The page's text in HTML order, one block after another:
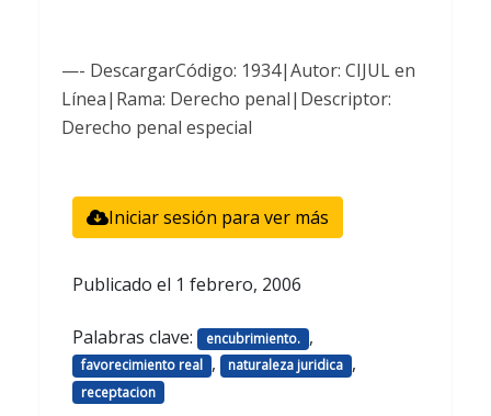
—- DescargarCódigo: 1934|Autor: CIJUL en
Línea|Rama: Derecho penal|Descriptor:
Derecho penal especial
Iniciar sesión para ver más
Publicado el 1 febrero, 2006
Palabras clave: encubrimiento. ,
favorecimiento real , naturaleza juridica ,
receptacion